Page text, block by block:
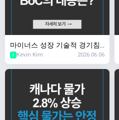
마이너스 성장 기술적 경기침
체, BoC의 대응은?
2 Kevin Kim 2026.06.06